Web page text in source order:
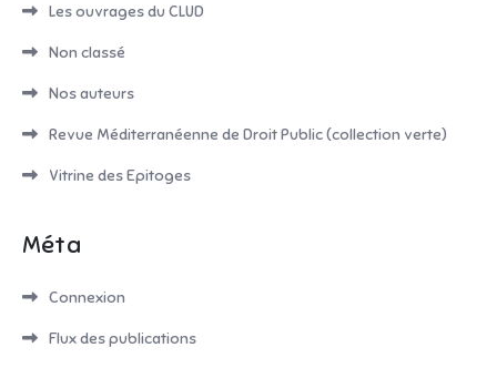
Les ouvrages du CLUD
Non classé
Nos auteurs
Revue Méditerranéenne de Droit Public (collection verte)
Vitrine des Epitoges
Méta
Connexion
Flux des publications